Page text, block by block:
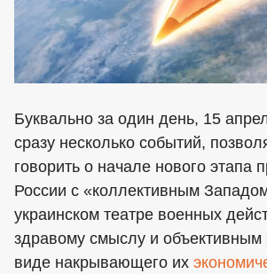
Буквально за один день, 15
сразу несколько событий,
говорить о начале нового этапа
России с «коллективным
украинском театре военных
здравому смыслу и объективным
виде накрывающего их